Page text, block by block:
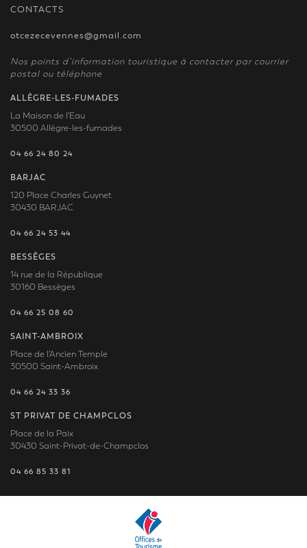
CONTACTS
otcezecevennes@gmail.com
Nos points d’information touristique à contacter par courrier
postal ou téléphone
ALLÈGRE-LES-FUMADES
La Maison de l'Eau
30500 Allègre-les-fumades
04 66 24 80 24
BARJAC
120 Place Charles Guynet
30430 BARJAC
04 66 24 53 44
BESSÈGES
14 rue de la République
30160 Bessèges
04 66 25 08 60
SAINT-AMBROIX
Place de l'Ancien Temple
30500 Saint-Ambroix
04 66 24 33 36
ST PRIVAT DE CHAMPCLOS
Place de la Paix
30430 Saint-Privat-de-Champclos
04 66 85 33 81